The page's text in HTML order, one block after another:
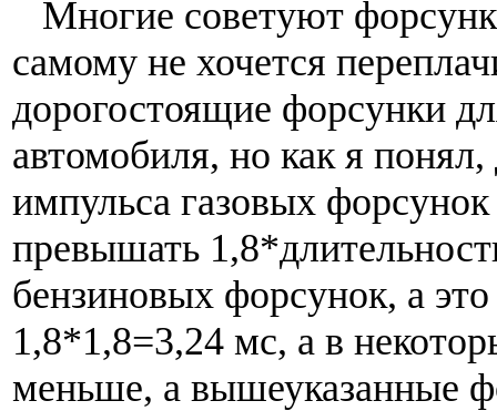
Многие советуют
самому не хочется
дорогостоящие форсунки
автомобиля, но как я понял,
импульса газовых
превышать
бензиновых форсунок, а это
1,8*1,8=3,24 мс, а в
меньше, а вышеуказанные